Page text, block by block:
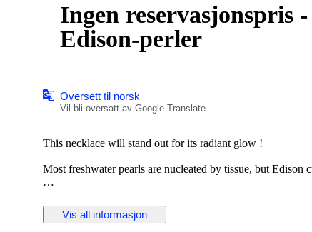
Ingen reservasjonspris
Edison-perler
Oversett til norsk
Vil bli oversatt av Google Translate
This necklace will stand out for its radiant glow !
Most freshwater pearls are nucleated by tissue, but Edison
saltwater pearls, and for their unique vivid multi golden pink
Vis all informasjon